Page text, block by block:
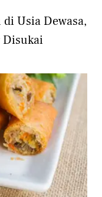
Usia Dewasa,